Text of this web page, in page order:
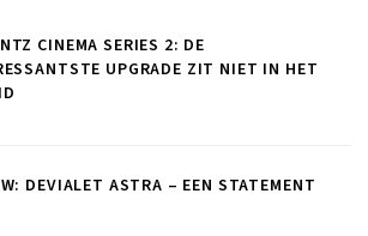
CINEMA SERIES 2: DE
UPGRADE ZIT NIET IN HET
DEVIALET ASTRA – EEN STATEMENT